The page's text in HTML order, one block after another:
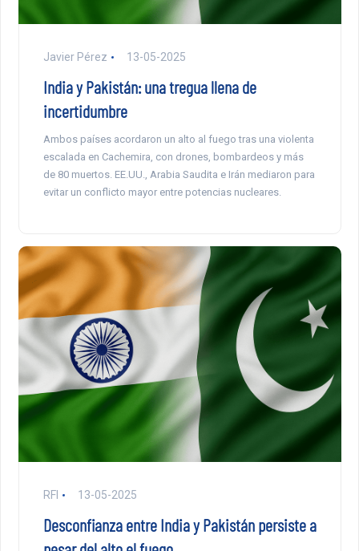
Javier Pérez 13-05-2025
India y Pakistán: una tregua llena de
incertidumbre
Ambos países acordaron un alto al fuego tras una violenta
escalada en Cachemira, con drones, bombardeos y más
de 80 muertos. EE.UU., Arabia Saudita e Irán mediaron para
evitar un conflicto mayor entre potencias nucleares.
RFI 13-05-2025
Desconfianza entre India y Pakistán persiste a